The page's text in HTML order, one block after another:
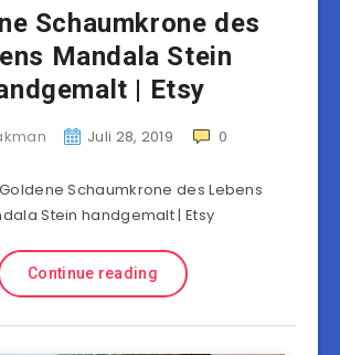
Schaumkrone des
Mandala Stein
| Etsy
Juli 28, 2019 0
Schaumkrone des Lebens
Stein handgemalt | Etsy
Continue reading